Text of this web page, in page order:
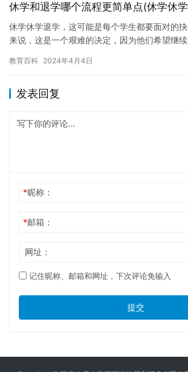
休学和退学哪个流程更简单点(休学休
休学休学退学，这可能是每个学生都要面对的
来说，这是一个艰难的决定，因为他们希望继
策略。…
教育百科 2024年4月4日
发表回复
*昵称：
*邮箱：
网址：
记住昵称、邮箱和网址，下次评论免输入
提交